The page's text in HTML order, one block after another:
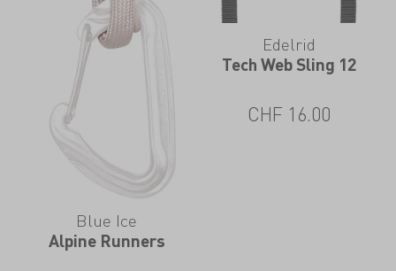
Blue Ice
Alpine Runners
Edelrid
Tech Web Sling 12
CHF 16.00